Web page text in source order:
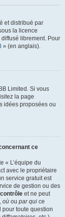
et distribué par
la licence
librement. Pour
» (en anglais).
Limited. Si vous
la page
idées proposées ou
ce
« L’équipe du
avec le propriétaire
service gratuit est
de gestion ou des
et ne peut
, où ou par qui ce
pour toute question